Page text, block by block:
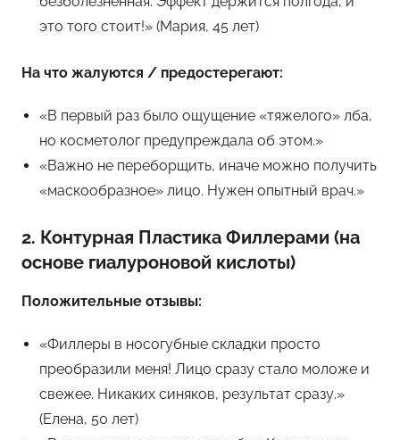
это того стоит!» (Мария, 45 лет)
На что жалуются / предостерегают:
«В первый раз было ощущение «тяжелого» лба,
но косметолог предупреждала об этом.»
«Важно не переборщить, иначе можно получить
«маскообразное» лицо. Нужен опытный врач.»
2. Контурная Пластика Филлерами (на
основе гиалуроновой кислоты)
Положительные отзывы:
«Филлеры в носогубные складки просто
преобразили меня! Лицо сразу стало моложе и
свежее. Никаких синяков, результат сразу.»
(Елена, 50 лет)